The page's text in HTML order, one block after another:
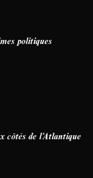
politiques
côtés de l’Atlantique